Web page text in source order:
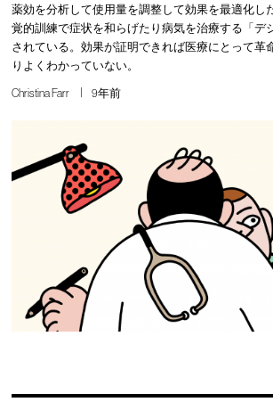
薬効を分析して使用量を調整して効果を最適化し
覚的訓練で症状を和らげたり病気を治療する「デ
されている。効果が証明できれば医療にとって革
りよくわかっていない。
Christina Farr 9年前